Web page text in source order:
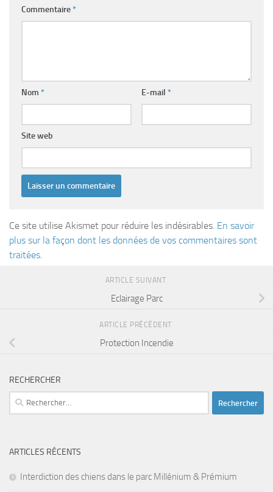
Commentaire*
Nom * E-mail *
Site web
Ce site utilise Akismet pour réduire les indésirables. En savoir
plus sur la façon dont les données de vos commentaires sont
traitées.
ARTICLE SUIVANT
Eclairage Parc
ARTICLE PRÉCÉDENT
Protection Incendie
RECHERCHER
Rechercher :
ARTICLES RÉCENTS
Interdiction des chiens dans le parc Millénium & Prémium